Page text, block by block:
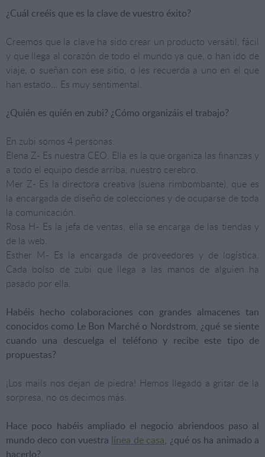
¿Cuál creéis que es la clave de vuestro éxito?
Creemos que la clave ha sido crear un producto versátil, fácil
y que llega al corazón de todo el mundo ya que, o han ido de
viaje, o sueñan con ese sitio, o les recuerda a uno en el que
han estado… Es muy sentimental.
¿Quién es quién en zubi? ¿Cómo organizáis el trabajo?
En zubi somos 4 personas:
Elena Z- Es nuestra CEO. Ella es la que organiza las finanzas y
a todo el equipo desde arriba, nuestro cerebro.
Mer Z- Es la directora creativa (suena rimbombante), que es
la encargada de diseño de colecciones y de ocuparse de toda
la comunicación.
Rosa H- Es la jefa de ventas, ella se encarga de las tiendas y
de la web.
Esther M- Es la encargada de proveedores y de logística.
Cada bolso de zubi que llega a las manos de alguien ha
pasado por ella.
Habéis hecho colaboraciones con grandes almacenes tan
conocidos como Le Bon Marché o Nordstrom, ¿qué se siente
cuando una descuelga el teléfono y recibe este tipo de
propuestas?
¡Los mails nos dejan de piedra! Hemos llegado a gritar de la
sorpresa, no os decimos más.
Hace poco habéis ampliado el negocio abriendoos paso al
mundo deco con vuestra línea de casa, ¿qué os ha animado a
hacerlo?